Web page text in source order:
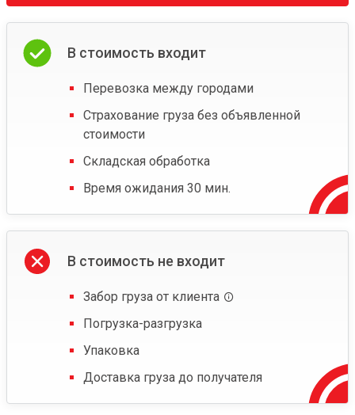
В стоимость входит
Перевозка между городами
Страхование груза без объявленной
стоимости
Складская обработка
Время ожидания 30 мин.
В стоимость не входит
Забор груза от клиента
Погрузка-разгрузка
Упаковка
Доставка груза до получателя